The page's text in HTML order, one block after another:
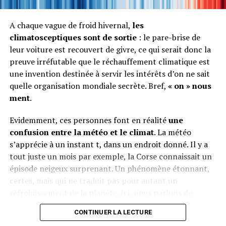
financement d’infrastructures et de 300 millions deuros
de prêts de la Caisse des dépôts. Enfin, pour clore cette
partie transport, la réduction de la vitesse sur
autoroute, à 115 km/h, semble définitivement
abandonnée.
En matière de chauffage et d’isolation thermique des
habitations, le crédit dimpôt est en hausse. Pour les
matériaux disolation et les chaudières à condensation, il
passera en janvier de 25% à 40 % (pour les logements
antérieurs à 1977 et acquis depuis moins dun an), tandis
que les énergies renouvelables, comme les chauffe-eau
solaires, verront leur crédit passer à 50 % au lieu de
40 % aujourd’hui.
Greenpeace, résumant bien le sentiment général :
‘L’Etat ne pourra pas indéfiniment courir après le cours
A chaque vague de froid hivernal, les
climatosceptiques sont de sortie: le pare-brise de
leur voiture est recouvert de givre, ce qui serait donc la
preuve irréfutable que le réchauffement climatique est
une invention destinée à servir les intérêts d’on ne sait
quelle organisation mondiale secrète. Bref, « on » nous
ment.
Evidemment, ces personnes font en réalitéune
confusion entre la météo et le climat. La météo
s’apprécie à un instant t, dans un endroit donné. Il y a
tout juste un mois par exemple, la Corse connaissait un
épisode neigeux surprenant. Un phénomène étonnant,
certes, mais qui ne traduit pas pour autant un
météo. En revanche,lorsque durant tout le XXe
siècle, les relevés de température partout sur la
CONTINUER LA LECTURE